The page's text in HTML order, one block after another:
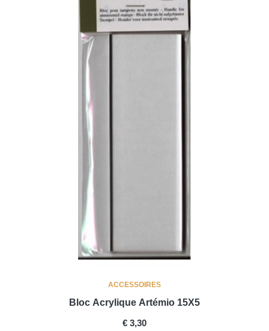
ACCESSOIRES
Bloc Acrylique Artémio 15X5
PRICE
€ 3,30